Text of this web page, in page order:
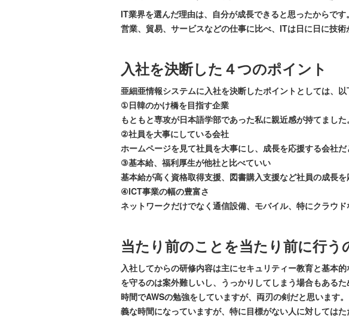
IT業界を選んだ理由は、自分が成長できると思ったからです。
営業、貿易、サービスなどの仕事に比べ、ITは日に日に技
入社を決断した４つのポイント
亜細亜情報システムに入社を決断したポイントとしては、以
①日韓のかけ橋を目指す企業
もともと専攻が日本語学部であった私に親近感が持てました。
②社員を大事にしている会社
ホームページを見て社員を大事にし、成長を応援する会社だ
③基本給、福利厚生が他社と比べていい
基本給が高く資格取得支援、図書購入支援など社員の成長を
④ICT事業の幅の豊富さ
ネットワークだけでなく通信設備、モバイル、特にクラウ
当たり前のことを当たり前に行
入社してからの研修内容は主にセキュリティー教育と基本
を守るのは案外難しいし、うっかりしてしまう場合もある
時間でAWSの勉強をしていますが、両刃の剣だと思います
義な時間になっていますが、特に目標がない人に対しては